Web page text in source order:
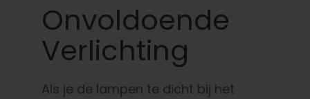
Onvoldoende
Verlichting
Als je de lampen te dicht bij het